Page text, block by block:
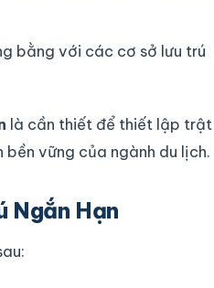
bằng với các cơ sở lưu trú
là cần thiết để thiết lập trật
vững của ngành du lịch.
Ngắn Hạn